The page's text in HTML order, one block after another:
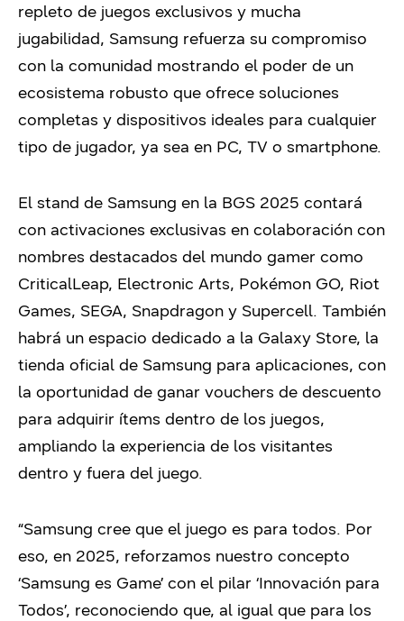
repleto de juegos exclusivos y mucha
jugabilidad, Samsung refuerza su compromiso
con la comunidad mostrando el poder de un
ecosistema robusto que ofrece soluciones
completas y dispositivos ideales para cualquier
tipo de jugador, ya sea en PC, TV o smartphone.
El stand de Samsung en la BGS 2025 contará
con activaciones exclusivas en colaboración con
nombres destacados del mundo gamer como
CriticalLeap, Electronic Arts, Pokémon GO, Riot
Games, SEGA, Snapdragon y Supercell. También
habrá un espacio dedicado a la Galaxy Store, la
tienda oficial de Samsung para aplicaciones, con
la oportunidad de ganar vouchers de descuento
para adquirir ítems dentro de los juegos,
ampliando la experiencia de los visitantes
dentro y fuera del juego.
“Samsung cree que el juego es para todos. Por
eso, en 2025, reforzamos nuestro concepto
‘Samsung es Game’ con el pilar ‘Innovación para
Todos’, reconociendo que, al igual que para los